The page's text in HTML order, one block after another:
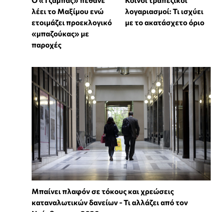
λέει το Μαξίμου ενώ
ετοιμάζει προεκλογικό
«μπαζούκας» με
παροχές
λογαριασμοί: Τι ισχύει
με το ακατάσχετο όριο
Μπαίνει πλαφόν σε τόκους και χρεώσεις
καταναλωτικών δανείων - Τι αλλάζει από τον